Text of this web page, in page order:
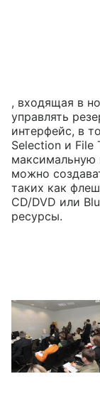
, входящая в
управлять
интерфейс, в
Selection и File
максимальную
можно
таких как
CD/DVD или
ресурсы.